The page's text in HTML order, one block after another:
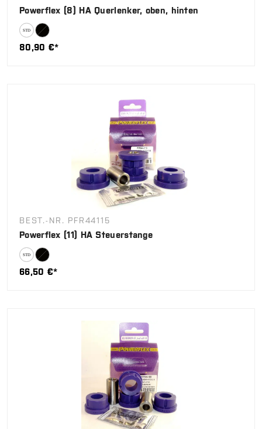
Powerflex (8) HA Querlenker, oben, hinten
80,90 €*
BEST.-NR. PFR44115
Powerflex (11) HA Steuerstange
66,50 €*